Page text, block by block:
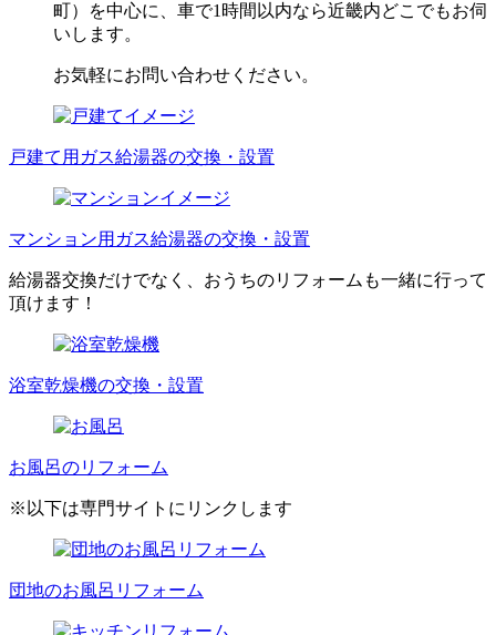
町）を中心に、車で1時間以内なら近畿内どこでもお伺
いします。
お気軽にお問い合わせください。
戸建て用ガス給湯器の交換・設置
マンション用ガス給湯器の交換・設置
給湯器交換だけでなく、おうちのリフォームも一緒に行って
頂けます！
浴室乾燥機の交換・設置
お風呂のリフォーム
※以下は専門サイトにリンクします
団地のお風呂リフォーム